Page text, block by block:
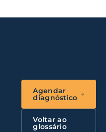
Agendar
diagnóstico
Voltar ao
glossário